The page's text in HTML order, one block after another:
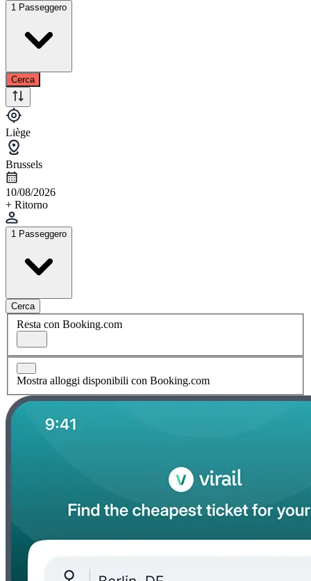
1 Passeggero
Cerca
Liège
Brussels
10/08/2026
+ Ritorno
1 Passeggero
Cerca
Resta con Booking.com
Mostra alloggi disponibili con Booking.com